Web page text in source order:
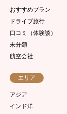
おすすめプラン
ドライブ旅行
口コミ（体験談）
未分類
航空会社
エリア
アジア
インド洋